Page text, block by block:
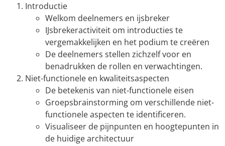
Introductie
Welkom deelnemers en ijsbreker
IJsbrekeractiviteit om introducties te
vergemakkelijken en het podium te creëren
De deelnemers stellen zichzelf voor en
benadrukken de rollen en verwachtingen.
Niet-functionele en kwaliteitsaspecten
De betekenis van niet-functionele eisen
Groepsbrainstorming om verschillende niet-
functionele aspecten te identificeren.
Visualiseer de pijnpunten en hoogtepunten in
de huidige architectuur